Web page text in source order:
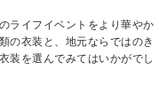
ライフイベントをより華やか
の衣装と、地元ならではのき
装を選んでみてはいかがでし